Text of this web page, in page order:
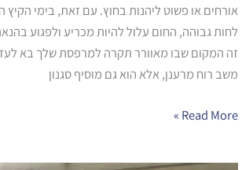
אורחים או פשוט ליהנות בחוץ. עם זאת, בימי הקיץ
לחות גבוהה, החום עלול להיות מכריע ולפגוע
זה המקום שבו מאוורר תקרה למרפסת שלך בא
משב רוח מרענן, אלא הוא גם מוסיף סגנון
Read More »